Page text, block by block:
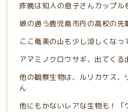
昨晩は知人の息子さんカップル
娘の通う鹿児島市内の高校の先
ここ奄美の山も少し涼しくなっ
アマミノクロウサギ、出てくる
他の観察生物は、ルリカケス
ん
他にもかないレアな生物も！